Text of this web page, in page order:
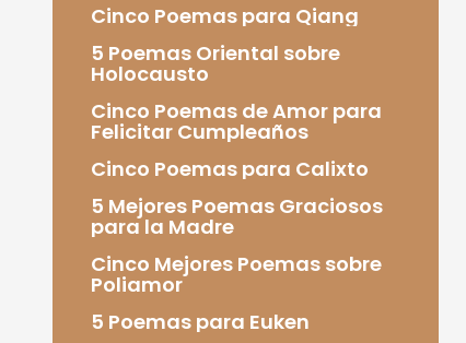
Cinco Poemas para Qiang
5 Poemas Oriental sobre
Holocausto
Cinco Poemas de Amor para
Felicitar Cumpleaños
Cinco Poemas para Calixto
5 Mejores Poemas Graciosos
para la Madre
Cinco Mejores Poemas sobre
Poliamor
5 Poemas para Euken